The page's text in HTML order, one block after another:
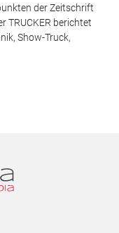
der Zeitschrift
TRUCKER berichtet
Show-Truck,